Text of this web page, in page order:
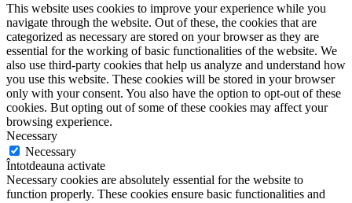
This website uses cookies to improve your experience while you
navigate through the website. Out of these, the cookies that are
categorized as necessary are stored on your browser as they are
essential for the working of basic functionalities of the website. We
also use third-party cookies that help us analyze and understand how
you use this website. These cookies will be stored in your browser
only with your consent. You also have the option to opt-out of these
cookies. But opting out of some of these cookies may affect your
browsing experience.
Necessary
Necessary
Întotdeauna activate
Necessary cookies are absolutely essential for the website to
function properly. These cookies ensure basic functionalities and